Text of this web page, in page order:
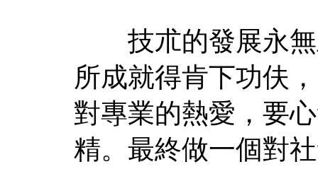
技朮的發展永無
所成就得肯下功伕
對專業的熱愛，要
精。最終做一個對